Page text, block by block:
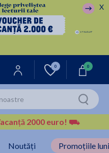
X
0 0
2000 euro! ⛟
Noutăți Promoțiile